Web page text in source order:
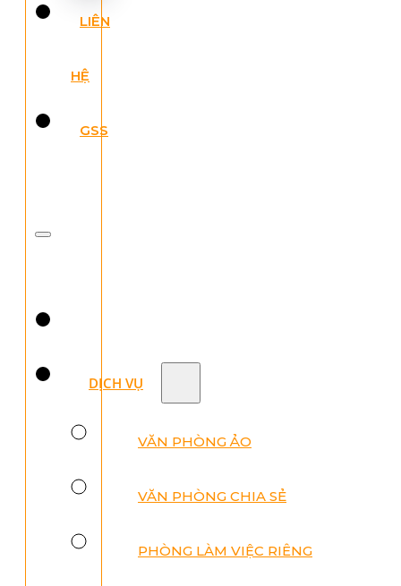
LIÊN
HỆ
GSS
DỊCH VỤ
VĂN PHÒNG ẢO
VĂN PHÒNG CHIA SẺ
PHÒNG LÀM VIỆC RIÊNG